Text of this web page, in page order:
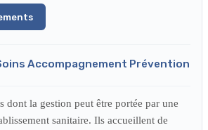
Accompagnement Prévention
dont la gestion peut être portée par une
sanitaire. Ils accueillent de